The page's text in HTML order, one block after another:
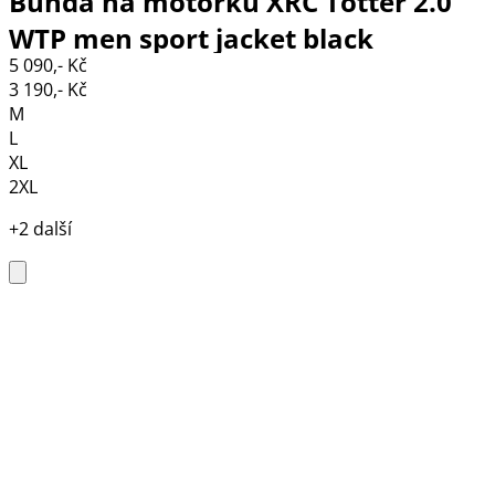
WTP men sport jacket black
5 090,- Kč
3 190,- Kč
M
L
XL
2XL
+2 další